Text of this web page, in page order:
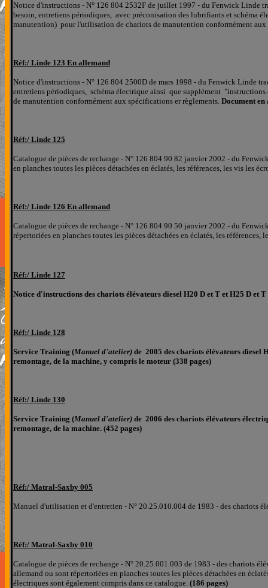
Notice d'instructions - N° 126 804 2532F de juillet 1997 - du Fenwick Linde
besoin, entretiens périodiques, avec préconisation des lubrifiants et schéma
manutention) pour l'utilisation de chariots de manutention conformément
Réf:/ Linde 123 En allemand
Notice d'instructions - N° 126 804 2500D de mars 1998 - du Fenwick Linde
entretiens périodiques, schéma électrique ainsi que supplément
de manutention conformément aux spécifications er règlements. Document en
Réf:/ Linde 125
Catalogue de pièces de rechange - N° 126 804 90 82 janvier 2002 - du
en planches toutes les pièces détachées en éclatés, les références, les vis les
Réf:/ Linde 126 En allemand
Catalogue de pièces de rechange - N° 126 804 90 50 janvier 2002 - du
répertoriées en planches toutes les pièces détachées en éclatés, les références,
Réf:/ Linde 127
Notice d'instructions des chariots élévateurs diesel H20 D et T et H25 D et
Réf:/ Linde 128
Service Training (Manuel d'atelier) de 2005 des chariots élévateurs diesel
remontage, de la machine, y compris le moteur (338 pages)
Réf:/ Linde 130
Service Training (Manuel d'atelier) de 2006 des chariots élévateurs
remontage, de la machine. (452 pages)
Réf:/ Matral-Saxby 005
Manuel d'utilisation et d'entretien - N° 20.25.010.004 de 1983 - des chariots
Réf:/ Matral-Saxby 010
Catalogue de pièces de rechange - N° 20.25.001.003 de 1983 - des chariots
allemand ou sont répertoriées en planches toutes les pièces détachées en
électriques sont également compris dans ce catalogue. (186 pages)